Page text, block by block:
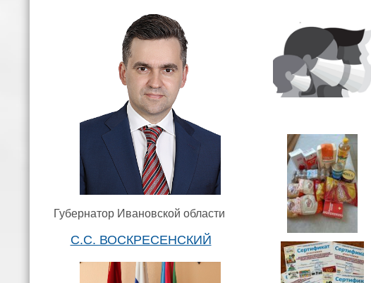
Губернатор Ивановской области
С.С. ВОСКРЕСЕНСКИЙ